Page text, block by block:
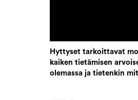
Hyttyset tarkoittavat
kaiken tietämisen
olemassa ja tietenkin